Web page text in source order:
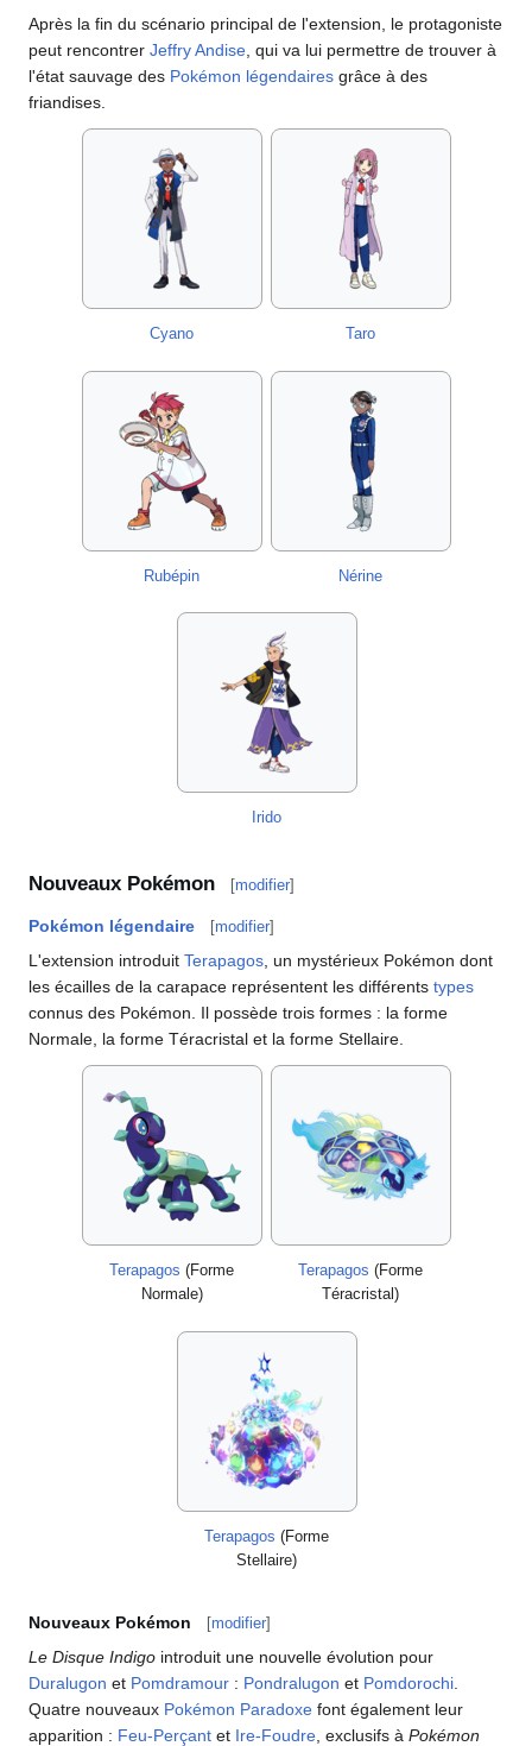
Après la fin du scénario principal de l'extension, le protagoniste
peut rencontrer Jeffry Andise, qui va lui permettre de trouver à
l'état sauvage des Pokémon légendaires grâce à des
friandises.
Cyano Taro
Rubépin Nérine
Irido
Nouveaux Pokémon [modifier]
Pokémon légendaire [modifier]
L'extension introduit Terapagos, un mystérieux Pokémon dont
les écailles de la carapace représentent les différents types
connus des Pokémon. Il possède trois formes : la forme
Normale, la forme Téracristal et la forme Stellaire.
Terapagos (Forme
Normale)
Terapagos (Forme
Téracristal)
Terapagos (Forme
Stellaire)
Nouveaux Pokémon [modifier]
Le Disque Indigo introduit une nouvelle évolution pour
Duralugon et Pomdramour : Pondralugon et Pomdorochi
Quatre nouveaux Pokémon Paradoxe font également leur
apparition : Feu-Perçant et Ire-Foudre , exclusifs à Pokémon